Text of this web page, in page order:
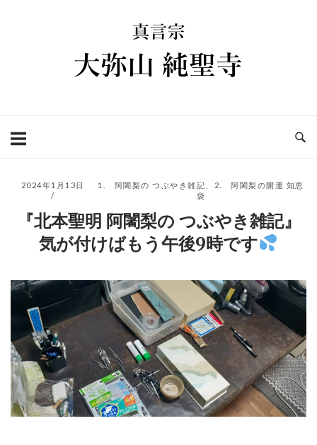
2024年1月13日 1. 阿闍梨の つぶやき雑記
2. 阿闍梨の開運 知恵
袋
『北本聖明 阿闍梨の つぶやき雑記』
気が付けばもう午後9時です